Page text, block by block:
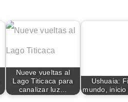
Nueve vueltas al
Lago Titicaca para
canalizar luz…
Ushuaia:
mundo,